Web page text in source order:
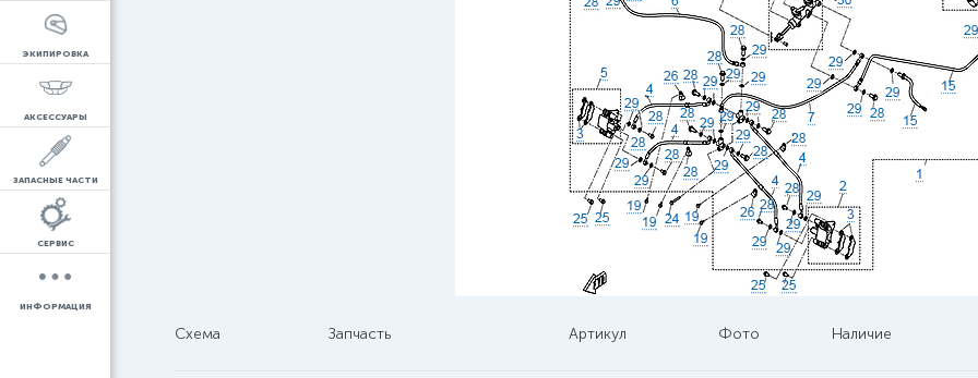
ЭКИПИРОВКА
АКСЕССУАРЫ
ЗАПАСНЫЕ ЧАСТИ
СЕРВИС
ИНФОРМАЦИЯ
Схема Запчасть Артикул Фото Наличие